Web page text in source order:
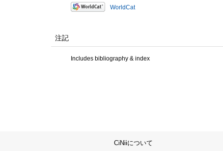
WorldCat
注記
Includes bibliography & index
CiNiiについて